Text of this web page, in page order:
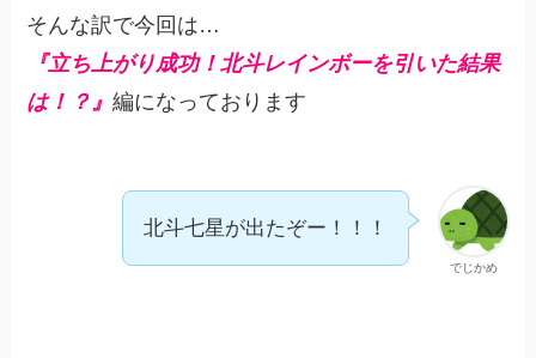
そんな訳で今回は…
『立ち上がり成功！北斗レインボーを引いた結果
は！？』編になっております
でじかめ
北斗七星が出たぞー！！！